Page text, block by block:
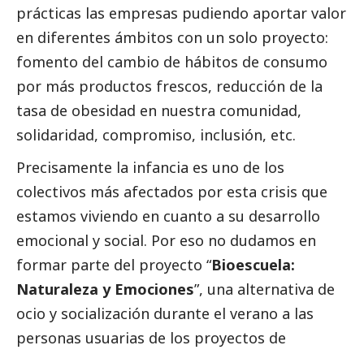
prácticas las empresas pudiendo aportar valor
en diferentes ámbitos con un solo proyecto:
fomento del cambio de hábitos de consumo
por más productos frescos, reducción de la
tasa de obesidad en nuestra comunidad,
solidaridad, compromiso, inclusión, etc.
Precisamente la infancia es uno de los
colectivos más afectados por esta crisis que
estamos viviendo en cuanto a su desarrollo
emocional y social. Por eso no dudamos en
formar parte del proyecto “Bioescuela:
Naturaleza y Emociones”, una alternativa de
ocio y socialización durante el verano a las
personas usuarias de los proyectos de